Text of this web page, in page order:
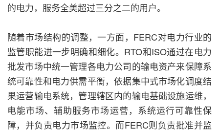
的电力，服务全美超过三分之二的用户。
随着市场结构的调整，一方面，FERC对电力行业的
监管职能进一步明确和细化。RTO和ISO通过在电力
批发市场中统一管理各电力公司的输电资产来保障系
统可靠性和电力供需平衡，依据集中式市场化调度结
果运营输电系统，管理辖区内的输电基础设施运维，
电能市场、辅助服务市场运营，系统运行可靠性保
障，并负责电力市场监控。而FERC则负责批准并监